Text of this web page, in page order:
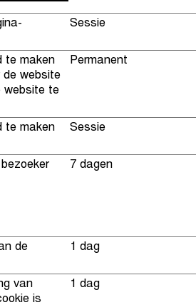
Sessie
te maken
de website
website te
Permanent
te maken
Sessie
7 dagen
de
1 dag
van
is
1 dag